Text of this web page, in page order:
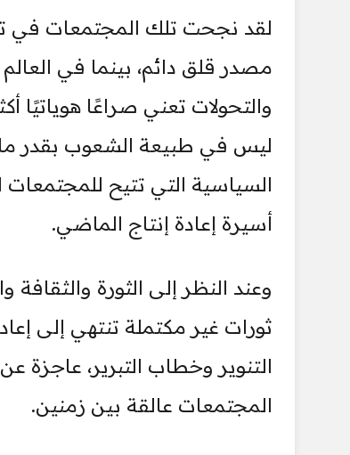
لقد نجحت تلك المجتمعات في
مصدر قلق دائم، بينما في العالم
والتحولات تعني صراعًا
ليس في طبيعة الشعوب بقدر
السياسية التي تتيح للمجتمعات
أسيرة إعادة إنتاج الماضي.
وعند النظر إلى الثورة والثقافة
ثورات غير مكتملة تنتهي إلى
التنوير وخطاب التبرير،
المجتمعات عالقة بين زمنين.